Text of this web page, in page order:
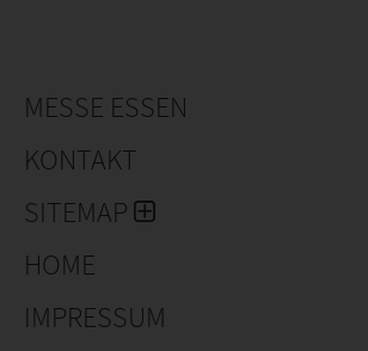
MESSE ESSEN
KONTAKT
SITEMAP
HOME
IMPRESSUM